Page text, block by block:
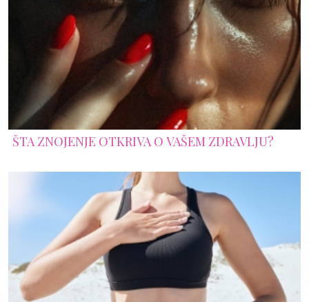
ŠTA ZNOJENJE OTKRIVA O VAŠEM ZDRAVLJU?